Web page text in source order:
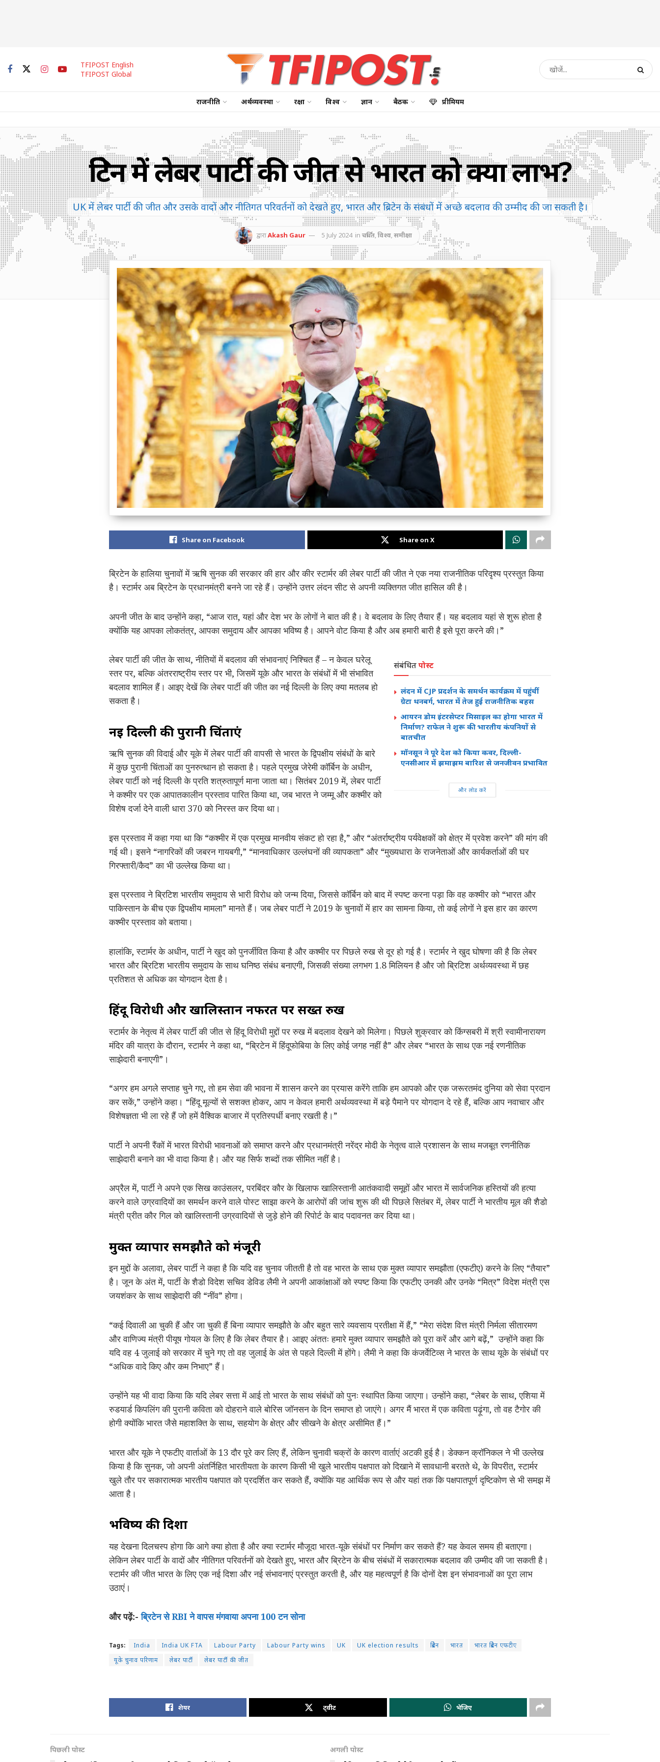
TFIPOST English
TFIPOST Global
राजनीति अर्थव्यवस्था रक्षा विश्व ज्ञान बैठक प्रीमियम
ब्रिटेन में लेबर पार्टी की जीत से भारत को क्या लाभ?
UK में लेबर पार्टी की जीत और उसके वादों और नीतिगत परिवर्तनों को देखते हुए, भारत और ब्रिटेन के संबंधों में अच्छे बदलाव की उम्मीद की जा सकती है।
द्वाराAkash Gaur 5 July 2024 in चर्चित,विश्व,समीक्षा
Share on Facebook Share on X
ब्रिटेन के हालिया चुनावों में ऋषि सुनक की सरकार की हार और कीर स्टार्मर कीलेबर पार्टी की जीतने एक नया राजनीतिक परिदृश्य प्रस्तुत किया
है। स्टार्मर अब ब्रिटेन के प्रधानमंत्री बनने जा रहे हैं। उन्होंने उत्तर लंदन सीट से अपनी व्यक्तिगत जीत हासिल की है।
अपनी जीत के बाद उन्होंने कहा, “आज रात, यहां और देश भर के लोगों ने बात की है। वे बदलाव के लिए तैयार हैं। यह बदलाव यहां से शुरू होता है
क्योंकि यह आपका लोकतंत्र, आपका समुदाय और आपका भविष्य है। आपने वोट किया है और अब हमारी बारी है इसे पूरा करने की।”
संबंधितपोस्ट
लंदन में CJP प्रदर्शन के समर्थन कार्यक्रम में पहुंचीं
ग्रेटा थनबर्ग, भारत में तेज हुई राजनीतिक बहस
आयरन डोम इंटरसेप्टर मिसाइल का होगा भारत में
निर्माण? राफेल ने शुरू की भारतीय कंपनियों से
बातचीत
मॉनसून ने पूरे देश को किया कवर, दिल्ली-
एनसीआर में झमाझम बारिश से जनजीवन प्रभावित
और लोड करें
लेबर पार्टी की जीत के साथ, नीतियों में बदलाव की संभावनाएं निश्चित हैं – न केवल घरेलू
स्तर पर, बल्कि अंतरराष्ट्रीय स्तर पर भी, जिसमें यूके और भारत के संबंधों में भी संभावित
बदलाव शामिल हैं। आइए देखें कि लेबर पार्टी की जीत का नई दिल्ली के लिए क्या मतलब हो
सकता है।
नई दिल्ली की पुरानी चिंताएं
ऋषि सुनक की विदाई और यूके में लेबर पार्टी की वापसी से भारत के द्विपक्षीय संबंधों के बारे
में कुछ पुरानी चिंताओं का पुनरुत्थान हो सकता है। पहले प्रमुख जेरेमी कॉर्बिन के अधीन,
लेबर पार्टी को नई दिल्ली के प्रति शत्रुतापूर्ण माना जाता था। सितंबर 2019 में, लेबर पार्टी
ने कश्मीर पर एक आपातकालीन प्रस्ताव पारित किया था, जब भारत ने जम्मू और कश्मीर को
विशेष दर्जा देने वाली धारा 370 को निरस्त कर दिया था।
इस प्रस्ताव में कहा गया था कि “कश्मीर में एक प्रमुख मानवीय संकट हो रहा है,” और “अंतर्राष्ट्रीय पर्यवेक्षकों को क्षेत्र में प्रवेश करने” की मांग की
गई थी। इसने “नागरिकों की जबरन गायबगी,” “मानवाधिकार उल्लंघनों की व्यापकता” और “मुख्यधारा के राजनेताओं और कार्यकर्ताओं की घर
गिरफ्तारी/कैद” का भी उल्लेख किया था।
इस प्रस्ताव ने ब्रिटिश भारतीय समुदाय से भारी विरोध को जन्म दिया, जिससे कॉर्बिन को बाद में स्पष्ट करना पड़ा कि वह कश्मीर को “भारत और
पाकिस्तान के बीच एक द्विपक्षीय मामला” मानते हैं। जब लेबर पार्टी ने 2019 के चुनावों में हार का सामना किया, तो कई लोगों ने इस हार का कारण
कश्मीर प्रस्ताव को बताया।
हालांकि, स्टार्मर के अधीन, पार्टी ने खुद को पुनर्जीवित किया है और कश्मीर पर पिछले रुख से दूर हो गई है। स्टार्मर ने खुद घोषणा की है कि लेबर
भारत और ब्रिटिश भारतीय समुदाय के साथ घनिष्ठ संबंध बनाएगी, जिसकी संख्या लगभग 1.8 मिलियन है और जो ब्रिटिश अर्थव्यवस्था में छह
प्रतिशत से अधिक का योगदान देता है।
हिंदू विरोधी और खालिस्तान नफरत पर सख्त रुख
स्टार्मर के नेतृत्व में लेबर पार्टी की जीत से हिंदू विरोधी मुद्दों पर रुख में बदलाव देखने को मिलेगा। पिछले शुक्रवार को किंग्सबरी में श्री स्वामीनारायण
मंदिर की यात्रा के दौरान, स्टार्मर ने कहा था, “ब्रिटेन में हिंदूफोबिया के लिए कोई जगह नहीं है” और लेबर “भारत के साथ एक नई रणनीतिक
साझेदारी बनाएगी”।
“अगर हम अगले सप्ताह चुने गए, तो हम सेवा की भावना में शासन करने का प्रयास करेंगे ताकि हम आपको और एक जरूरतमंद दुनिया को सेवा प्रदान
कर सकें,” उन्होंने कहा। “हिंदू मूल्यों से सशक्त होकर, आप न केवल हमारी अर्थव्यवस्था में बड़े पैमाने पर योगदान दे रहे हैं, बल्कि आप नवाचार और
विशेषज्ञता भी ला रहे हैं जो हमें वैश्विक बाजार में प्रतिस्पर्धी बनाए रखती है।”
पार्टी ने अपनी रैंकों में भारत विरोधी भावनाओं को समाप्त करने और प्रधानमंत्री नरेंद्र मोदी के नेतृत्व वाले प्रशासन के साथ मजबूत रणनीतिक
साझेदारी बनाने का भी वादा किया है। और यह सिर्फ शब्दों तक सीमित नहीं है।
अप्रैल में, पार्टी ने अपने एक सिख काउंसलर, परबिंदर कौर के खिलाफ खालिस्तानी आतंकवादी समूहों और भारत में सार्वजनिक हस्तियों की हत्या
करने वाले उग्रवादियों का समर्थन करने वाले पोस्ट साझा करने के आरोपों की जांच शुरू की थीपिछले सितंबर में, लेबर पार्टी ने भारतीय मूल की शैडो
मंत्री प्रीत कौर गिल को खालिस्तानी उग्रवादियों से जुड़े होने की रिपोर्ट के बाद पदावनत कर दिया था।
मुक्त व्यापार समझौते को मंजूरी
इन मुद्दों के अलावा, लेबर पार्टी ने कहा है कि यदि वह चुनाव जीतती है तो वह भारत के साथ एक मुक्त व्यापार समझौता (एफटीए) करने के लिए “तैयार”
है। जून के अंत में, पार्टी के शैडो विदेश सचिव डेविड लैमी ने अपनी आकांक्षाओं को स्पष्ट किया कि एफटीए उनकी और उनके “मित्र” विदेश मंत्री एस
जयशंकर के साथ साझेदारी की “नींव” होगा।
“कई दिवाली आ चुकी हैं और जा चुकी हैं बिना व्यापार समझौते के और बहुत सारे व्यवसाय प्रतीक्षा में हैं,” “मेरा संदेश वित्त मंत्री निर्मला सीतारमण
और वाणिज्य मंत्री पीयूष गोयल के लिए है कि लेबर तैयार है। आइए अंततः हमारे मुक्त व्यापार समझौते को पूरा करें और आगे बढ़ें,”उन्होंने कहा कि
यदि वह 4 जुलाई को सरकार में चुने गए तो वह जुलाई के अंत से पहले दिल्ली में होंगे। लैमी ने कहा कि कंजर्वेटिव्स ने भारत के साथ यूके के संबंधों पर
“अधिक वादे किए और कम निभाए” हैं।
उन्होंने यह भी वादा किया कि यदि लेबर सत्ता में आई तो भारत के साथ संबंधों को पुनः स्थापित किया जाएगा। उन्होंने कहा, “लेबर के साथ, एशिया में
रुडयार्ड किपलिंग की पुरानी कविता को दोहराने वाले बोरिस जॉनसन के दिन समाप्त हो जाएंगे। अगर मैं भारत में एक कविता पढ़ूंगा, तो वह टैगोर की
होगी क्योंकि भारत जैसे महाशक्ति के साथ, सहयोग के क्षेत्र और सीखने के क्षेत्र असीमित हैं।”
भारत और यूके ने एफटीए वार्ताओं के 13 दौर पूरे कर लिए हैं, लेकिन चुनावी चक्रों के कारण वार्ताएं अटकी हुई है। डेक्कन क्रॉनिकल ने भी उल्लेख
किया है कि सुनक, जो अपनी अंतर्निहित भारतीयता के कारण किसी भी खुले भारतीय पक्षपात को दिखाने में सावधानी बरतते थे, के विपरीत, स्टार्मर
खुले तौर पर सकारात्मक भारतीय पक्षपात को प्रदर्शित कर सकते हैं, क्योंकि यह आर्थिक रूप से और यहां तक कि पक्षपातपूर्ण दृष्टिकोण से भी समझ में
आता है।
भविष्य की दिशा
यह देखना दिलचस्प होगा कि आगे क्या होता है और क्या स्टार्मर मौजूदा भारत-यूके संबंधों पर निर्माण कर सकते हैं? यह केवल समय ही बताएगा।
लेकिन लेबर पार्टी के वादों और नीतिगत परिवर्तनों को देखते हुए, भारत और ब्रिटेन के बीच संबंधों में सकारात्मक बदलाव की उम्मीद की जा सकती है।
स्टार्मर की जीत भारत के लिए एक नई दिशा और नई संभावनाएं प्रस्तुत करती है, और यह महत्वपूर्ण है कि दोनों देश इन संभावनाओं का पूरा लाभ
उठाएं।
और पढ़ें:-ब्रिटेन से RBI ने वापस मंगवाया अपना 100 टन सोना
Tags: India India UK FTA Labour Party Labour Party wins UK UK election results ब्रिटेन भारत
भारत ब्रिटेन एफटीए
यूके चुनाव परिणाम
लेबर पार्टी लेबर पार्टी की जीत
शेयर ट्वीट भेजिए
पिछली पोस्ट अगली पोस्ट